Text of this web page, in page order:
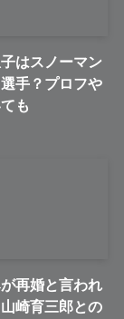
はスノーマン
手？プロフや
も
再婚と言われ
崎育三郎との